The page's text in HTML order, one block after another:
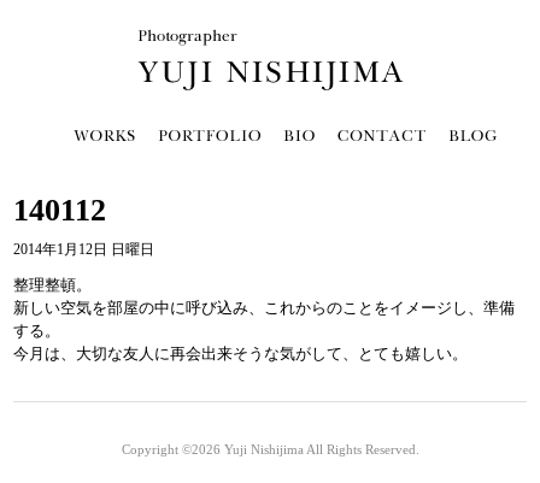
140112
2014年1月12日 日曜日
整理整頓。
新しい空気を部屋の中に呼び込み、これからのことをイメージし、準備
する。
今月は、大切な友人に再会出来そうな気がして、とても嬉しい。
Copyright ©2026 Yuji Nishijima All Rights Reserved.